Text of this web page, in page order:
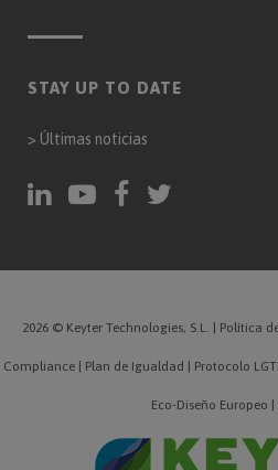
STAY UP TO DATE
> Últimas noticias
2026 © Keyter Technologies, S.L. Política
Compliance Plan de Igualdad Protocolo
Eco-Diseño Europeo